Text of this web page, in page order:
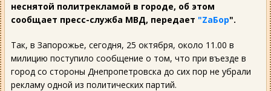
неснятой политрекламой в городе, об этом
сообщает пресс-служба МВД, передает "ZаБор".
Так, в Запорожье, сегодня, 25 октября, около 11.00 в
милицию поступило сообщение о том, что при въезде в
город со стороны Днепропетровска до сих пор не убрали
рекламу одной из политических партий.